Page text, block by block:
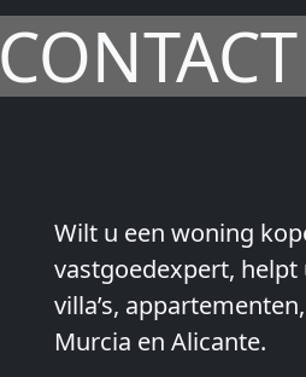
CONTACT
Wilt u een woning
vastgoedexpert,
villa’s,
Murcia en Alicante.